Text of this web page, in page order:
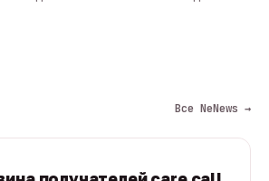
Все NeNews →